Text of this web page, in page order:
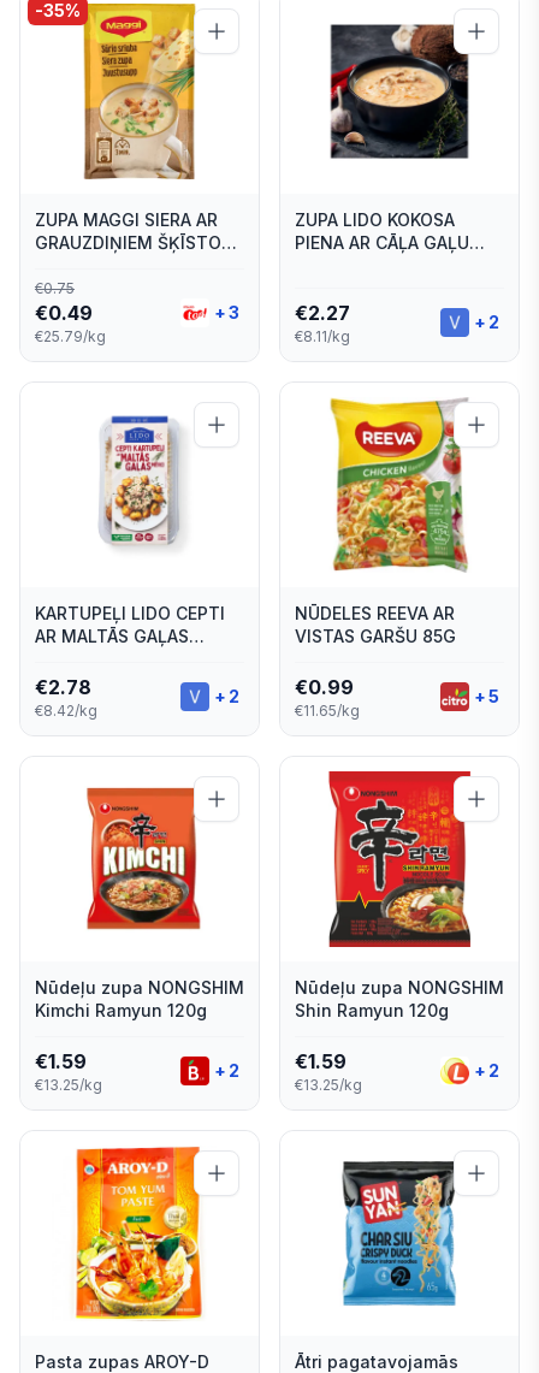
-35%
ZUPA MAGGI SIERA AR
GRAUZDIŅIEM ŠĶĪSTOŠĀ
€0.75
€0.49
€25.79/kg
+3
ZUPA LIDO KOKOSA
PIENA AR CĀĻA GAĻU
€2.27
€8.11/kg
+ 2
KARTUPEĻI LIDO CEPTI
AR MALTĀS GAĻAS
€2.78
€8.42/kg
+ 2
NŪDELES REEVA AR
VISTAS GARŠU 85G
€0.99
€11.65/kg
+5
Nūdeļu zupa NONGSHIM
Kimchi Ramyun 120g
€1.59
€13.25/kg
+ 2
Nūdeļu zupa NONGSHIM
Shin Ramyun 120g
€1.59
€13.25/kg
+ 2
Pasta zupas AROY-D
Ātri pagatavojamās